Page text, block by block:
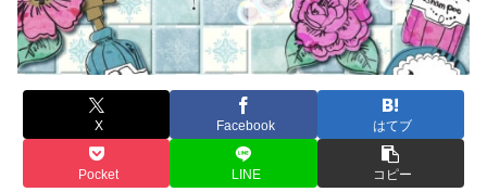
X Facebook はてブ
Pocket LINE コピー